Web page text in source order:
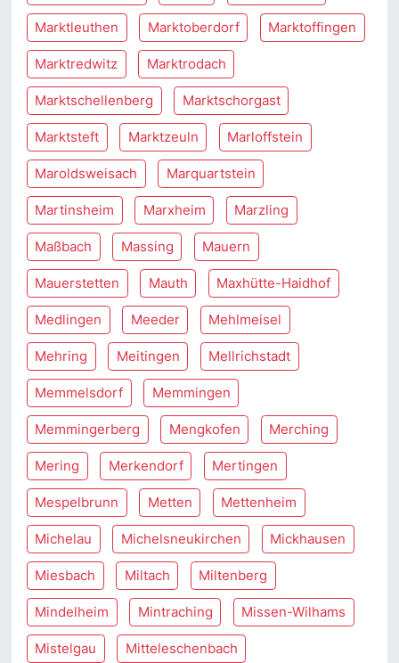
Marktleuthen Marktoberdorf Marktoffingen
Marktredwitz Marktrodach
Marktschellenberg Marktschorgast
Marktsteft Marktzeuln Marloffstein
Maroldsweisach Marquartstein
Martinsheim Marxheim Marzling
Maßbach Massing Mauern
Mauerstetten Mauth Maxhütte-Haidhof
Medlingen Meeder Mehlmeisel
Mehring Meitingen Mellrichstadt
Memmelsdorf Memmingen
Memmingerberg Mengkofen Merching
Mering Merkendorf Mertingen
Mespelbrunn Metten Mettenheim
Michelau Michelsneukirchen Mickhausen
Miesbach Miltach Miltenberg
Mindelheim Mintraching Missen-Wilhams
Mistelgau Mitteleschenbach